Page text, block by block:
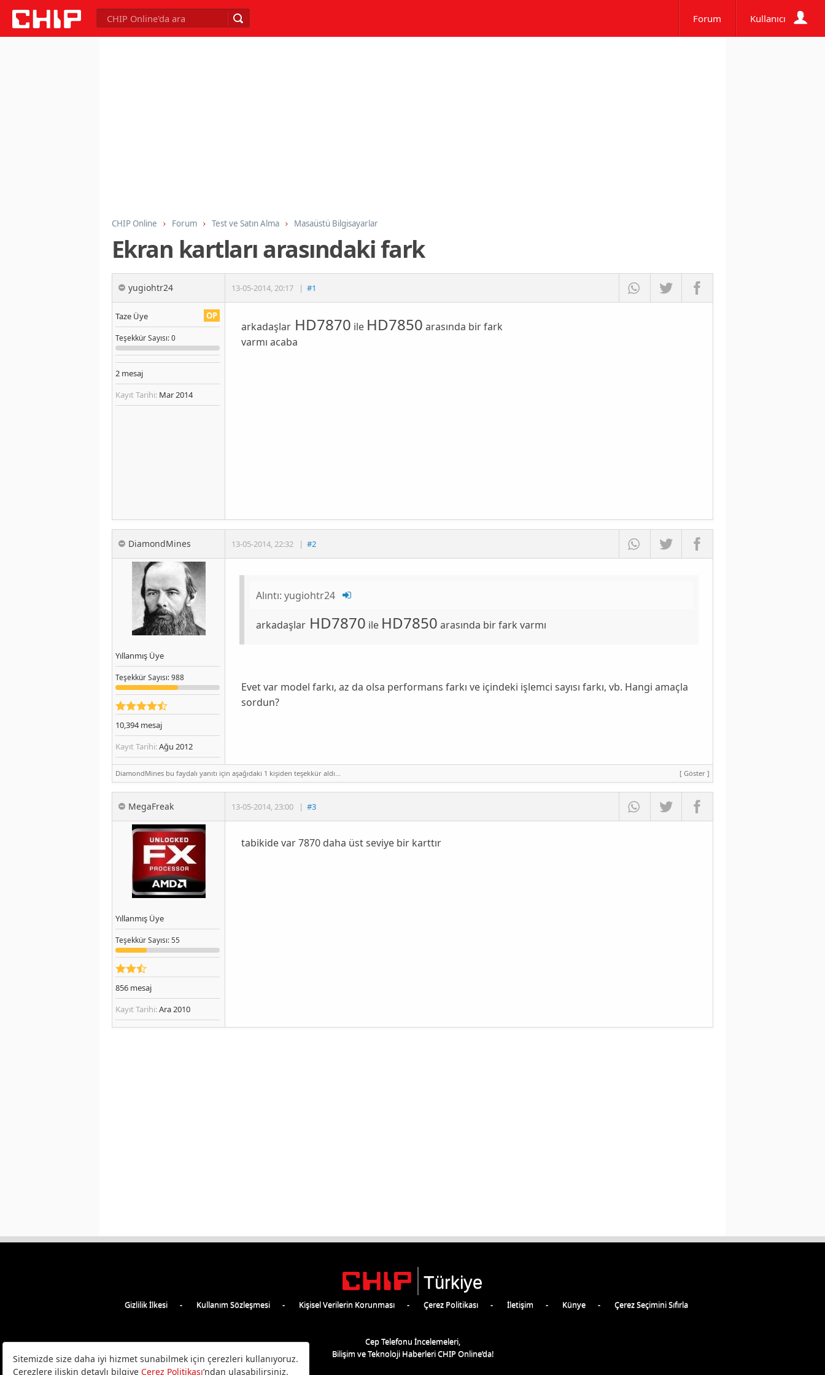
Forum Kullanıcı
CHIP Online Forum Test ve Satın Alma Masaüstü Bilgisayarlar
Ekran kartları arasındaki fark
yugiohtr24 13-05-2014,20:17 | #1
OP
Taze Üye
TeşekkürSayısı: 0
2 mesaj
Kayıt Tarihi: Mar 2014
arkadaşlarHD7870 ile HD7850 arasında bir fark
varmı acaba
DiamondMines 13-05-2014,22:32 | #2
Yıllanmış Üye
TeşekkürSayısı: 988
10,394mesaj
Kayıt Tarihi:Ağu 2012
Alıntı: yugiohtr24
arkadaşlarHD7870 ile HD7850 arasında bir fark varmı
Evet var model farkı, az da olsa performans farkı ve içindeki işlemci sayısı farkı, vb. Hangi amaçla
sordun?
DiamondMines bu faydalı yanıtı için aşağıdaki 1 kişiden teşekkür aldı... [ Göster ]
MegaFreak 13-05-2014,23:00 | #3
Yıllanmış Üye
TeşekkürSayısı: 55
856 mesaj
Kayıt Tarihi:Ara 2010
tabikide var 7870 daha üst seviye bir karttır
Türkiye
Gizlilik İlkesi Kullanım Sözleşmesi Kişisel Verilerin Korunması Çerez Politikası İletişim Künye Çerez Seçimini Sıfırla
Cep Telefonu İncelemeleri,
Bilişim ve Teknoloji Haberleri CHIP Online’da!